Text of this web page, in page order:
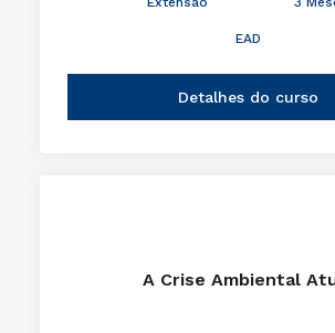
EAD
Detalhes do curso
A Crise Ambiental